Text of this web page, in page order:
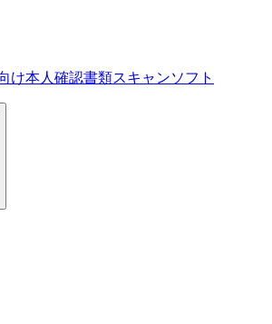
け本人確認書類スキャンソフト